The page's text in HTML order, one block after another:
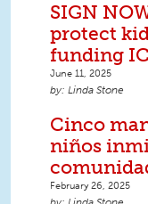
SIGN
protect
funding
June 11, 2025
Linda Stone
Cinco
niños
February 26, 2025